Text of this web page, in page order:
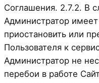
Соглашения. 2.7.2. В
Администратор
приостановить или
Пользователя к
Администратор не
перебои в работе